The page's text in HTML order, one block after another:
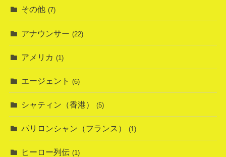
その他 (7)
アナウンサー (22)
アメリカ (1)
エージェント (6)
シャティン（香港） (5)
パリロンシャン（フランス） (1)
ヒーロー列伝 (1)